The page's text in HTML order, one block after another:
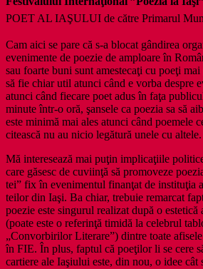
POET AL IAŞULUI de către Primarul
Cam aici se pare că s-a blocat gândirea
evenimente de poezie de amploare în
sau foarte buni sunt amestecaţi cu poeţi
să fie chiar util atunci când e vorba despre
atunci când fiecare poet adus în faţa
minute într-o oră, şansele ca poezia sa să
este minimă mai ales atunci când poemele
citească nu au nicio legătură unele cu altele.
Mă interesează mai puţin implicaţiile
care găsesc de cuviinţă să promoveze
tei” fix în evenimentul finanţat de instituţia
teilor din Iaşi. Ba chiar, trebuie remarcat
poezie este singurul realizat după o
(poate este o referinţă timidă la celebrul
„Convorbirilor Literare”) dintre toate
în FIE. În plus, faptul că poeţilor li se cere
cartiere ale Iaşiului este, din nou, o idee cât